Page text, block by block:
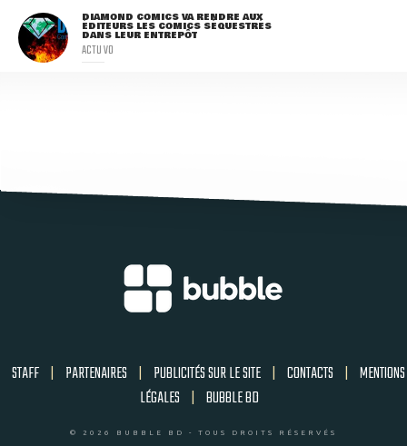
DIAMOND COMICS VA RENDRE AUX
ÉDITEURS LES COMICS SÉQUESTRÉS
DANS LEUR ENTREPÔT
ACTU VO
STAFF | PARTENAIRES | PUBLICITÉS SUR LE SITE | CONTACTS | MENTIONS
LÉGALES | BUBBLE BD
© 2026 BUBBLE BD - TOUS DROITS RÉSERVÉS